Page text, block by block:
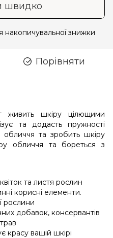
швидко
накопичувальної знижки
Порівняти
живить шкіру цілющими
та додасть пружності
обличчя та зробить шкіру
обличчя та бореться з
та листя рослин
корисні елементи.
рослини
добавок, консервантів
красу вашій шкірі